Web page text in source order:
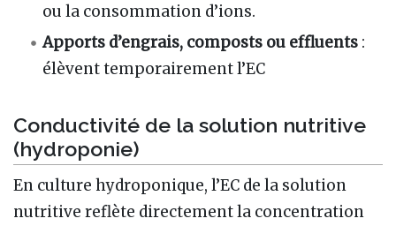
ou la consommation d’ions.
Apports d’engrais, composts ou effluents :
élèvent temporairement l’EC
Conductivité de la solution nutritive
(hydroponie)
En culture hydroponique, l’EC de la solution
nutritive reflète directement la concentration